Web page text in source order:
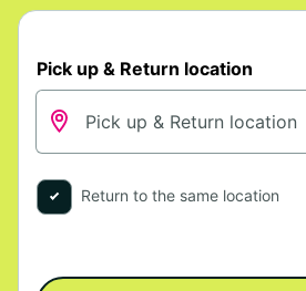
Pick up & Return location
Return to the same location